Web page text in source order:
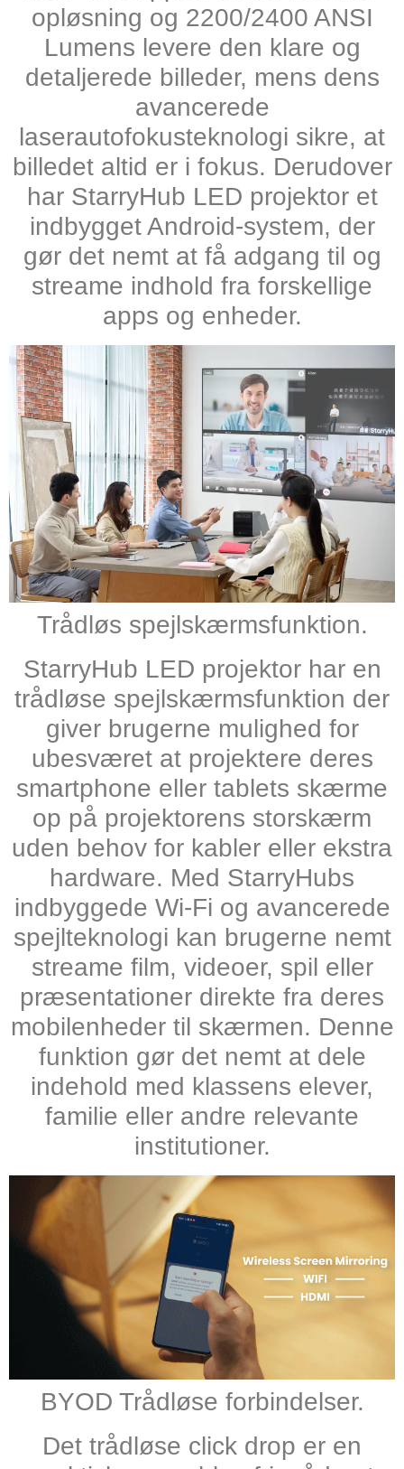
opløsning og 2200/2400 ANSI
Lumens levere den klare og
detaljerede billeder, mens dens
avancerede
laserautofokusteknologi sikre, at
billedet altid er i fokus. Derudover
har StarryHub LED projektor et
indbygget Android-system, der
gør det nemt at få adgang til og
streame indhold fra forskellige
apps og enheder.
Trådløs spejlskærmsfunktion.
StarryHub LED projektor har en
trådløse spejlskærmsfunktion der
giver brugerne mulighed for
ubesværet at projektere deres
smartphone eller tablets skærme
op på projektorens storskærm
uden behov for kabler eller ekstra
hardware. Med StarryHubs
indbyggede Wi-Fi og avancerede
spejlteknologi kan brugerne nemt
streame film, videoer, spil eller
præsentationer direkte fra deres
mobilenheder til skærmen. Denne
funktion gør det nemt at dele
indehold med klassens elever,
familie eller andre relevante
institutioner.
BYOD Trådløse forbindelser.
Det trådløse click drop er en